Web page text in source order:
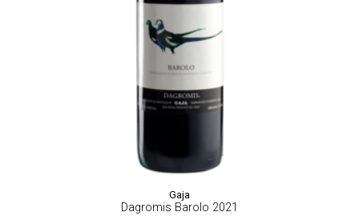
Gaja
Dagromis Barolo 2021